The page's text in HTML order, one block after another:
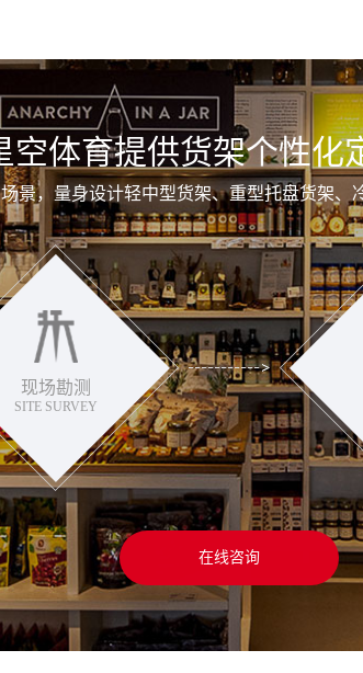
空体育提供货架个性化
景，量身设计轻中型货架、重型托盘货架
现场勘测
SITE SURVEY
在线咨询